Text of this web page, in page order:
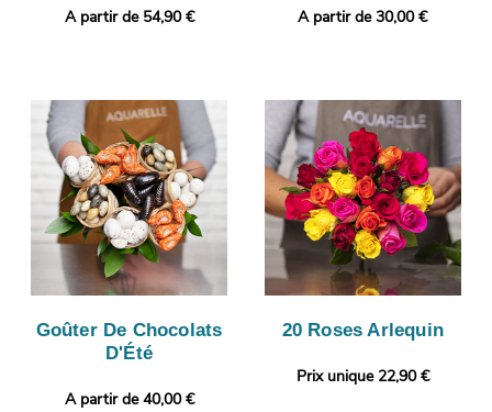
A partir de 54,90 € A partir de 30,00 €
Goûter De Chocolats
D'Été
A partir de 40,00 €
20 Roses Arlequin
Prix unique 22,90 €